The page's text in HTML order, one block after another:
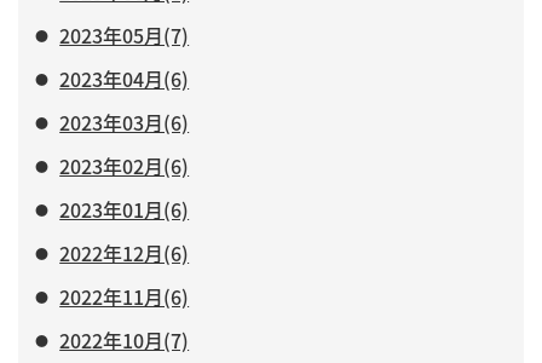
2023年05月(7)
2023年04月(6)
2023年03月(6)
2023年02月(6)
2023年01月(6)
2022年12月(6)
2022年11月(6)
2022年10月(7)